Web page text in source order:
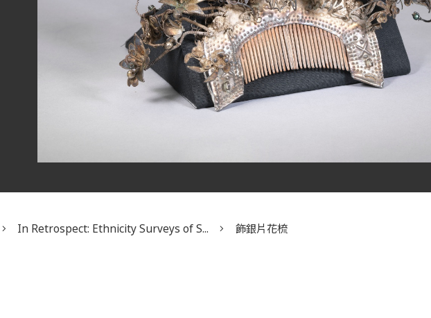
In Retrospect: Ethnicity Surveys of S... 飾銀片花梳